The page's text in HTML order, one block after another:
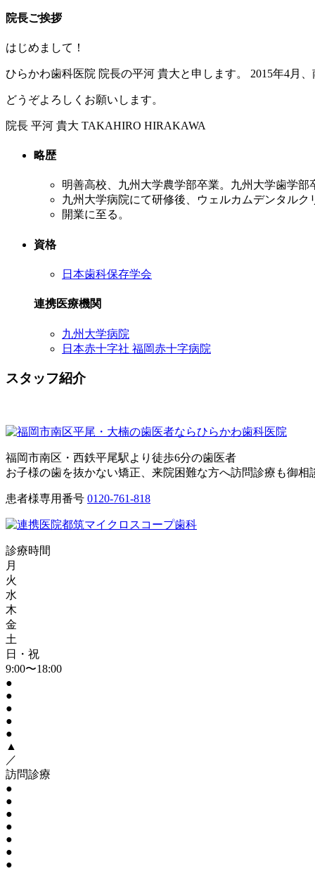
院長ご挨拶
はじめまして！
ひらかわ歯科医院 院長の平河 貴大と申します。 2015年4月
どうぞよろしくお願いします。
院長 平河 貴大 TAKAHIRO HIRAKAWA
略歴
明善高校、九州大学農学部卒業。九州大学歯学部
九州大学病院にて研修後、ウェルカムデンタルク
開業に至る。
資格
日本歯科保存学会
連携医療機関
九州大学病院
日本赤十字社 福岡赤十字病院
スタッフ紹介
福岡市南区・西鉄平尾駅より徒歩6分の歯医者
お子様の歯を抜かない矯正、来院困難な方へ訪問診療も御相
患者様専用番号 0120-761-818
診療時間
月
火
水
木
金
土
日・祝
9:00〜18:00
●
●
●
●
●
▲
／
訪問診療
●
●
●
●
●
●
●